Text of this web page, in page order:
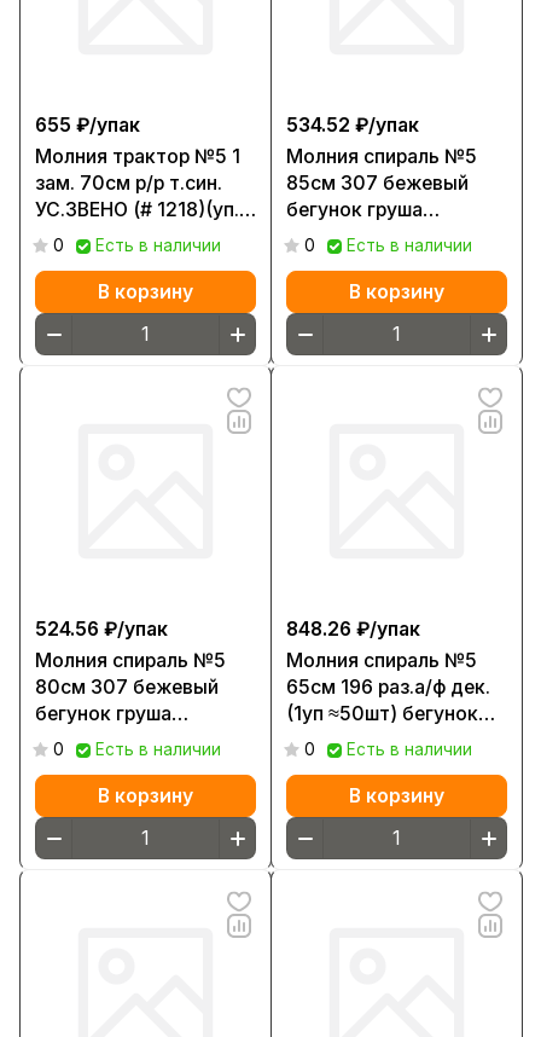
655 ₽/упак
Молния трактор №5 1
зам. 70см р/р т.син.
УС.ЗВЕНО (# 1218)(уп.
≈50шт) 330 А
0 Есть в наличии
В корзину
534.52 ₽/упак
Молния спираль №5
85см 307 бежевый
бегунок груша
(уп.≈50шт) Р
0 Есть в наличии
В корзину
524.56 ₽/упак
Молния спираль №5
80см 307 бежевый
бегунок груша
(уп.≈50шт) Р
0 Есть в наличии
В корзину
848.26 ₽/упак
Молния спираль №5
65см 196 раз.а/ф дек.
(1уп ≈50шт) бегунок
под никель
0 Есть в наличии
В корзину